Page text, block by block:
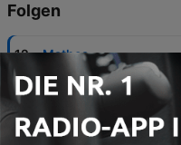
Folgen
12 - Mathea
05 Jun. 2026
COSMÓ nach dem ESC
22 Mai 2026